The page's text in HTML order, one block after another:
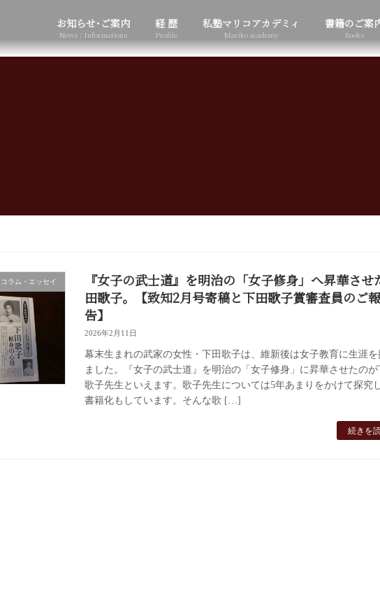
お知らせ･ご案内
News / Informations
経 歴
Profile
私塾マリコアカデミィ
Mariko academy
書籍のご案
Books
コラム・エッセイ
『女子の武士道』を明治の「女子修身」へ昇華させ
田歌子。【致知2月号寄稿と下田歌子賞審査員のご報
告】
2026年2月11日
幕末生まれの武家の女性・下田歌子は、維新後は女子教育に生涯を
ました。『女子の武士道』を明治の「女子修身」に昇華させたのが
歌子先生といえます。歌子先生については5年あまりをかけて探究し
書籍化もしています。そんな歌 […]
続きを